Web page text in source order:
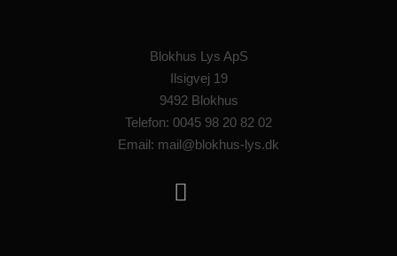
Blokhus Lys ApS
Ilsigvej 19
9492 Blokhus
Telefon: 0045 98 20 82 02
Email: mail@blokhus-lys.dk